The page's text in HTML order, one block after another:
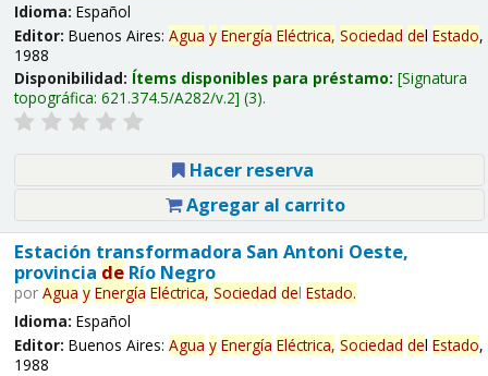
Idioma: Español
Editor: Buenos Aires: Agua y Energía Eléctrica, Sociedad del Estado,
1988
Disponibilidad: Ítems disponibles para préstamo: Signatura
topográfica: 621.374.5/A282/v.2 (3).
Hacer reserva
Agregar al carrito
Estación transformadora San Antoni Oeste,
provincia deRío Negro
por Agua y Energía Eléctrica, Sociedad del Estado.
Idioma: Español
Editor: Buenos Aires: Agua y Energía Eléctrica, Sociedad del Estado,
1988